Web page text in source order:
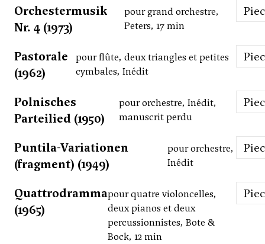
Orchestermusik
Nr. 4 (1973)
pour grand orchestre,
Peters, 17 min
Pastorale
(1962)
pour flûte, deux triangles et petites
cymbales, Inédit
Polnisches
Parteilied (1950)
pour orchestre, Inédit,
manuscrit perdu
Puntila-Variationen
(fragment) (1949)
pour orchestre,
Inédit
Quattrodramma
(1965)
pour quatre violoncelles,
deux pianos et deux
percussionnistes, Bote &
Bock, 12 min